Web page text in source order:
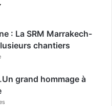
: La SRM Marrakech-
chantiers
grand hommage à